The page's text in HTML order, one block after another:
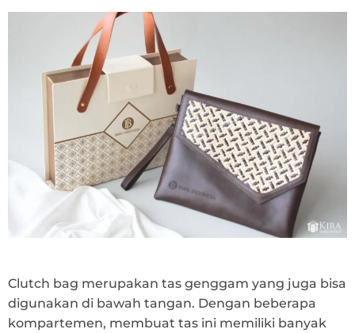
Clutch bag merupakan tas genggam yang juga bisa
digunakan di bawah tangan. Dengan beberapa
kompartemen, membuat tas ini memiliki banyak